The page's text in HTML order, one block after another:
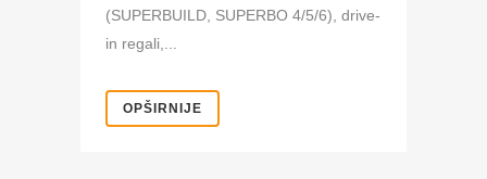
(SUPERBUILD, SUPERBO 4/5/6), drive-
in regali,...
OPŠIRNIJE